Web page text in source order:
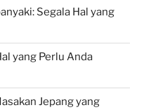
Segala Hal yang
yang Perlu Anda
Jepang yang